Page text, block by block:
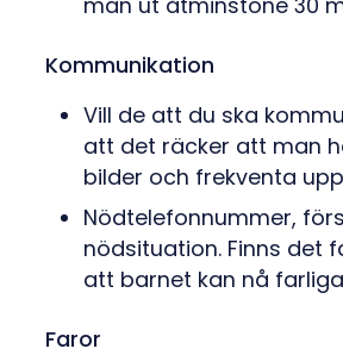
Kommunikation
Vill de att du ska
att det räcker att man
bilder och frekventa
Nödtelefonnummer,
nödsituation. Finns det
att barnet kan nå
Faror